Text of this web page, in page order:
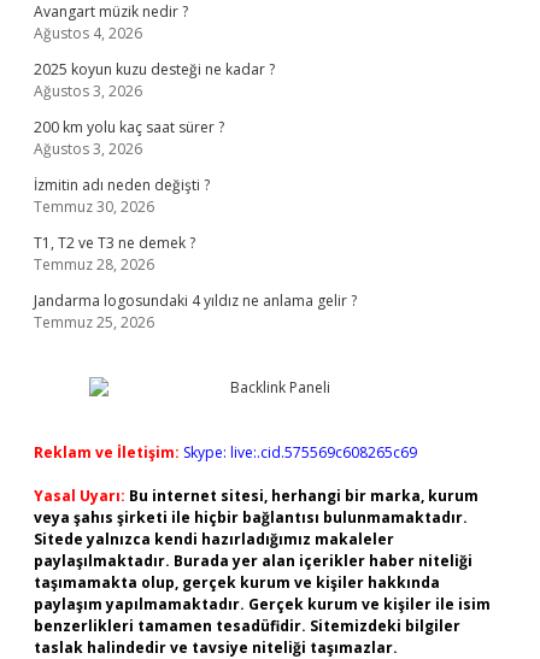
Avangart müzik nedir ?
Ağustos 4, 2026
2025 koyun kuzu desteği ne kadar ?
Ağustos 3, 2026
200 km yolu kaç saat sürer ?
Ağustos 3, 2026
İzmitin adı neden değişti ?
Temmuz 30, 2026
T1, T2 ve T3 ne demek ?
Temmuz 28, 2026
Jandarma logosundaki 4 yıldız ne anlama gelir ?
Temmuz 25, 2026
Reklam ve İletişim: Skype: live:.cid.575569c608265c69
Yasal Uyarı: Bu internet sitesi, herhangi bir marka, kurum
veya şahıs şirketi ile hiçbir bağlantısı bulunmamaktadır.
Sitede yalnızca kendi hazırladığımız makaleler
paylaşılmaktadır. Burada yer alan içerikler haber niteliği
taşımamakta olup, gerçek kurum ve kişiler hakkında
paylaşım yapılmamaktadır. Gerçek kurum ve kişiler ile isim
benzerlikleri tamamen tesadüfidir. Sitemizdeki bilgiler
taslak halindedir ve tavsiye niteliği taşımazlar.